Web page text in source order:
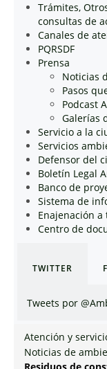
Trámites,
consultas de
Canales de
PQRSDF
Prensa
Noticias
Pasos
Podcast
Galerías
Servicio a la
Servicios
Defensor del
Boletín Legal
Banco de
Sistema de
Enajenación
Centro de
TWITTER
Tweets por
Atención y
Noticias de